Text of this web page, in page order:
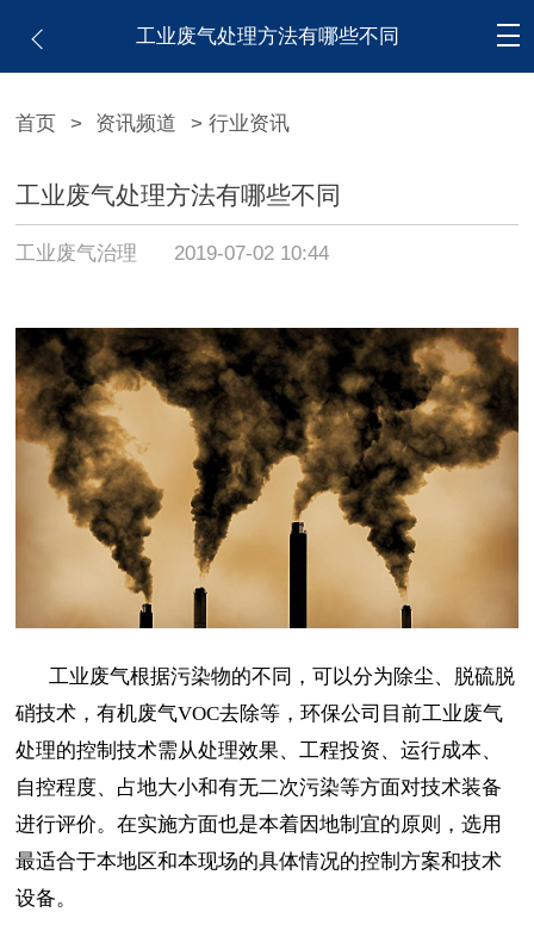
工业废气处理方法有哪些不同
首页 > 资讯频道 > 行业资讯
工业废气处理方法有哪些不同
工业废气治理 2019-07-02 10:44
工业废气根据污染物的不同，可以分为除尘、脱硫脱
硝技术，有机废气VOC去除等，环保公司目前工业废气
处理的控制技术需从处理效果、工程投资、运行成本、
自控程度、占地大小和有无二次污染等方面对技术装备
进行评价。在实施方面也是本着因地制宜的原则，选用
最适合于本地区和本现场的具体情况的控制方案和技术
设备。